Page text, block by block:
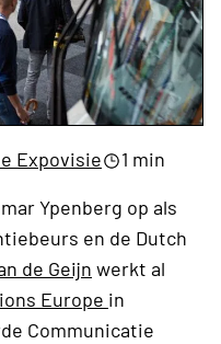
Expovisie
1 min
Ypenberg op als
en de Dutch
de Geijn werkt al
Europe in
Communicatie